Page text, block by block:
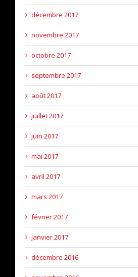
décembre 2017
novembre 2017
octobre 2017
septembre 2017
août 2017
juillet 2017
juin 2017
mai 2017
avril 2017
mars 2017
février 2017
janvier 2017
décembre 2016